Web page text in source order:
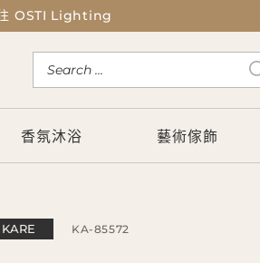
往 OSTI Lighting
香氛沐浴 藝術傢飾
KARE KA-85572